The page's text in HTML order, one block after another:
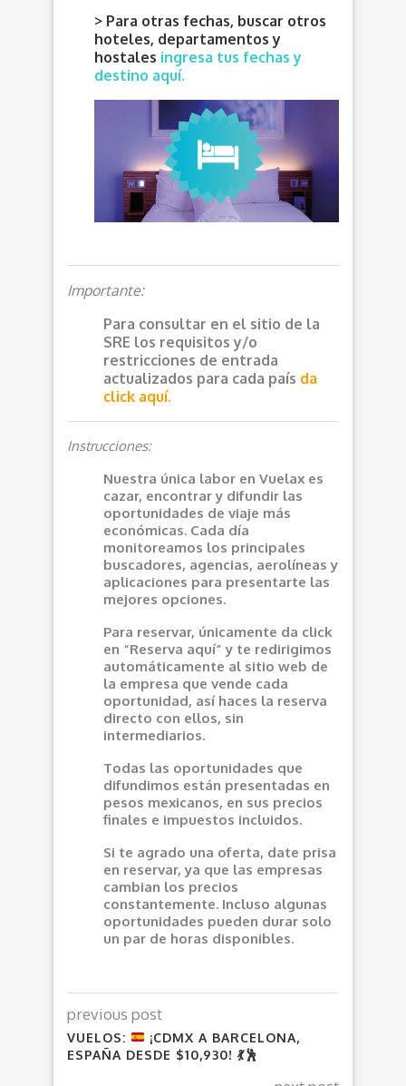
> Para otras fechas, buscar otros
hoteles, departamentos y
hostales ingresa tus fechas y
destino aquí.
Importante:
Para consultar en el sitio de la
SRE los requisitos y/o
restricciones de entrada
actualizados para cada país da
click aquí.
Instrucciones:
Nuestra única labor en Vuelax es
cazar, encontrar y difundir las
oportunidades de viaje más
económicas. Cada día
monitoreamos los principales
buscadores, agencias, aerolíneas y
aplicaciones para presentarte las
mejores opciones.
Para reservar, únicamente da click
en “Reserva aquí” y te redirigimos
automáticamente al sitio web de
la empresa que vende cada
oportunidad, así haces la reserva
directo con ellos, sin
intermediarios.
Todas las oportunidades que
difundimos están presentadas en
pesos mexicanos, en sus precios
finales e impuestos incluidos.
Si te agrado una oferta, date prisa
en reservar, ya que las empresas
cambian los precios
constantemente. Incluso algunas
oportunidades pueden durar solo
un par de horas disponibles.
previous post
VUELOS:
¡CDMX A BARCELONA,
ESPAÑA DESDE $10,930! 💃🕺